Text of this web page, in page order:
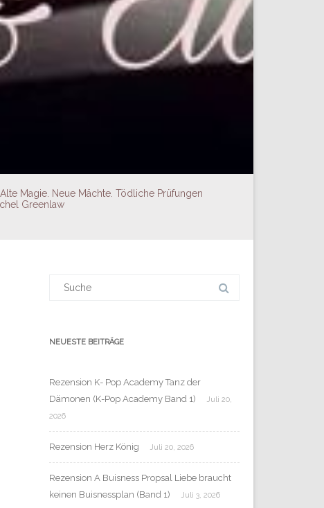
Magie. Neue Mächte. Tödliche Prüfungen
Greenlaw
NEUESTE BEITRÄGE
Rezension K- Pop Academy Tanz der
Dämonen (K-Pop Academy Band 1)
Juli 20,
2026
Rezension Herz König Juli 20, 2026
Rezension A Buisness Propsal Liebe braucht
keinen Buisnessplan (Band 1)
Juli 3, 2026